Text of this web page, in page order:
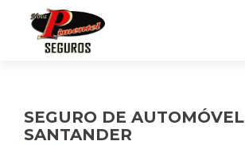
SEGURO DE AUTOMÓVEL
SANTANDER